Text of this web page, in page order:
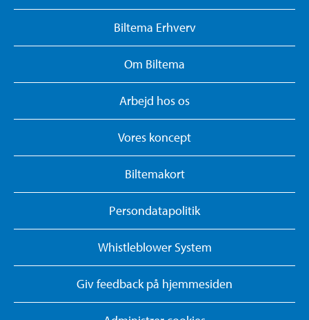
Biltema Erhverv
Om Biltema
Arbejd hos os
Vores koncept
Biltemakort
Persondatapolitik
Whistleblower System
Giv feedback på hjemmesiden